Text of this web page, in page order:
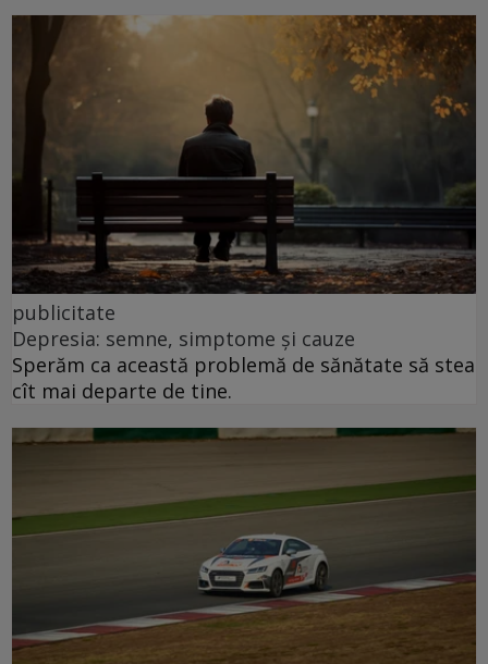
publicitate
Depresia: semne, simptome și cauze
Sperăm ca această problemă de sănătate să stea
cît mai departe de tine.